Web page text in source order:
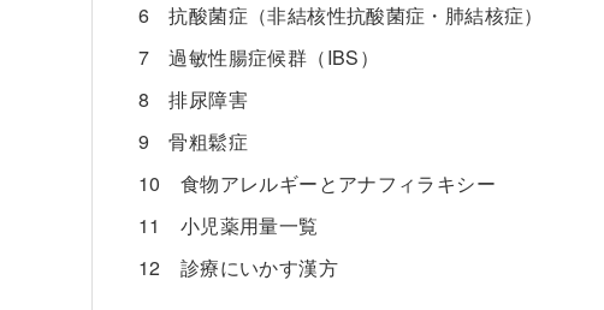
6 抗酸菌症（非結核性抗酸菌症・肺結核症）
7 過敏性腸症候群（IBS）
8 排尿障害
9 骨粗鬆症
10 食物アレルギーとアナフィラキシー
11 小児薬用量一覧
12 診療にいかす漢方